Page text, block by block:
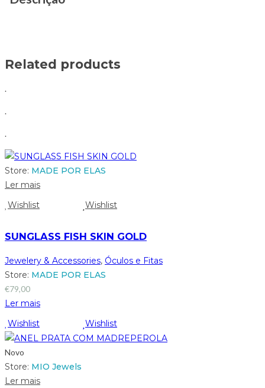
Related products
.
.
.
Store: MADE POR ELAS
Ler mais
Wishlist
Wishlist
SUNGLASS FISH SKIN GOLD
Jewelery & Accessories, Óculos e Fitas
Store: MADE POR ELAS
€79,00
Ler mais
Wishlist
Wishlist
Novo
Store: MIO Jewels
Ler mais